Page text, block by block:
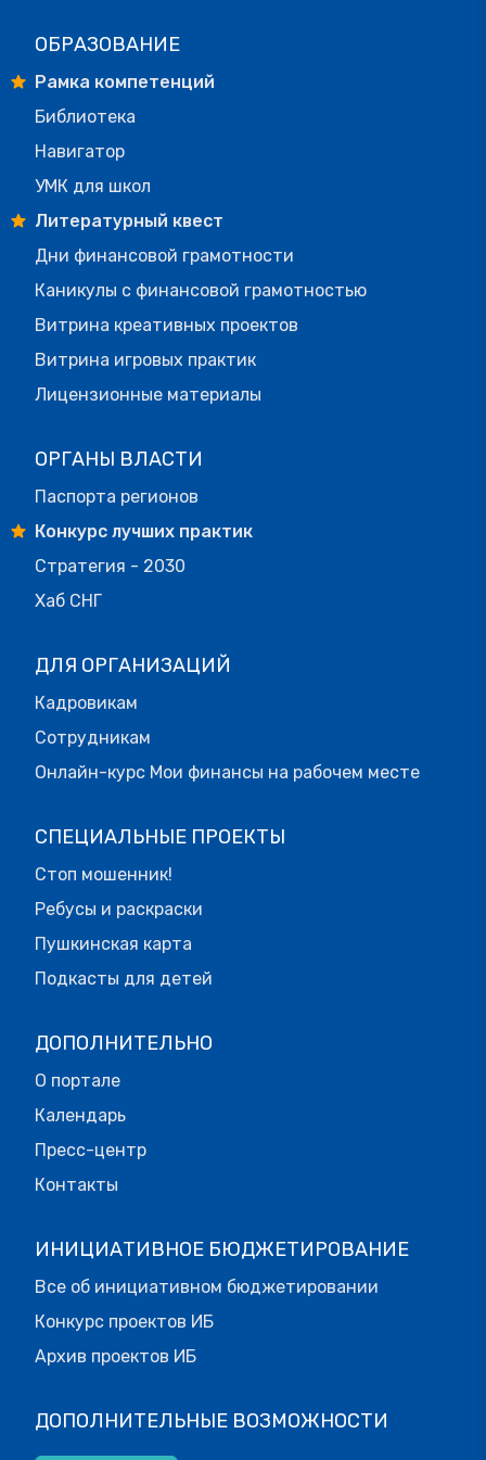
ОБРАЗОВАНИЕ
Рамка компетенций
Библиотека
Навигатор
УМК для школ
Литературный квест
Дни финансовой грамотности
Каникулы с финансовой грамотностью
Витрина креативных проектов
Витрина игровых практик
Лицензионные материалы
ОРГАНЫ ВЛАСТИ
Паспорта регионов
Конкурс лучших практик
Стратегия - 2030
Хаб СНГ
ДЛЯ ОРГАНИЗАЦИЙ
Кадровикам
Сотрудникам
Онлайн-курс Мои финансы на рабочем месте
СПЕЦИАЛЬНЫЕ ПРОЕКТЫ
Стоп мошенник!
Ребусы и раскраски
Пушкинская карта
Подкасты для детей
ДОПОЛНИТЕЛЬНО
О портале
Календарь
Пресс-центр
Контакты
ИНИЦИАТИВНОЕ БЮДЖЕТИРОВАНИЕ
Все об инициативном бюджетировании
Конкурс проектов ИБ
Архив проектов ИБ
ДОПОЛНИТЕЛЬНЫЕ ВОЗМОЖНОСТИ